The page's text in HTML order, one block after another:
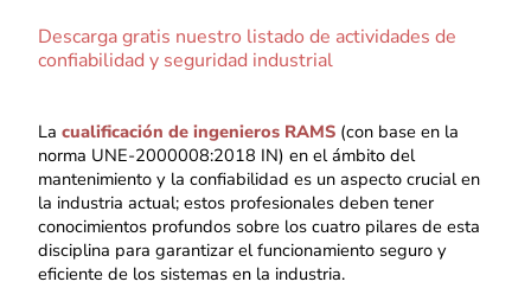
Descarga gratis nuestro listado de actividades de
confiabilidad y seguridad industrial
Lacualificación de ingenieros RAMS (con base en la
norma UNE-2000008:2018 IN) en el ámbito del
mantenimiento y la confiabilidad es un aspecto crucial en
la industria actual; estos profesionales deben tener
conocimientos profundos sobre los cuatro pilares de esta
disciplina para garantizar el funcionamiento seguro y
eficiente de los sistemas en la industria.